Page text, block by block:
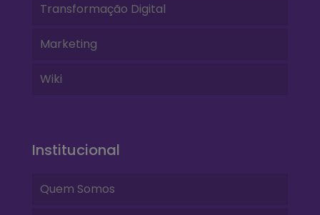
Transformação Digital
Marketing
Wiki
Institucional
Quem Somos